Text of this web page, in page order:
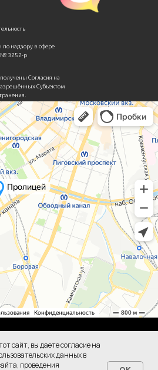
сайт, вы даете согласие на
данных в
проведения
надзору в сфере
№ 3252-р
Согласия на
Субъектом
третьими лицами
данных.
2021-2026